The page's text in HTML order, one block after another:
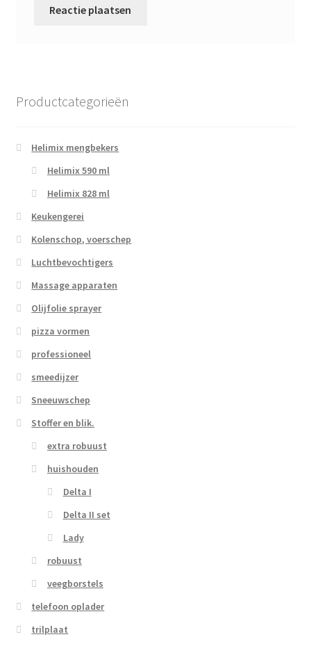
Productcategorieën
Helimix mengbekers
Helimix 590 ml
Helimix 828 ml
Keukengerei
Kolenschop, voerschep
Luchtbevochtigers
Massage apparaten
Olijfolie sprayer
pizza vormen
professioneel
smeedijzer
Sneeuwschep
Stoffer en blik.
extra robuust
huishouden
Delta I
Delta II set
Lady
robuust
veegborstels
telefoon oplader
trilplaat